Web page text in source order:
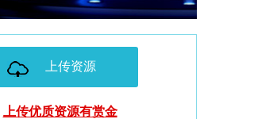
上传资源
上传优质资源有赏金